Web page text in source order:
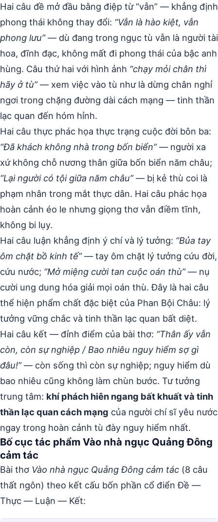
Hai câu đề mở đầu bằng điệp từ “vẫn” — khẳng định
phong thái không thay đổi: “Vẫn là hào kiệt, vẫn
phong lưu”— dù đang trong ngục tù vẫn là người tài
hoa, đĩnh đạc, không mất đi phong thái của bậc anh
hùng. Câu thứ hai với hình ảnh “chạy mỏi chân thì
hãy ở tù”— xem việc vào tù như là dừng chân nghỉ
ngơi trong chặng đường dài cách mạng — tinh thần
lạc quan đến hóm hỉnh.
Hai câu thực phác họa thực trạng cuộc đời bôn ba:
“Đã khách không nhà trong bốn biển”— người xa
xứ không chỗ nương thân giữa bốn biển năm châu;
“Lại người có tội giữa năm châu”— bị kẻ thù coi là
phạm nhân trong mắt thực dân. Hai câu phác họa
hoàn cảnh éo le nhưng giọng thơ vẫn điềm tĩnh,
không bi lụy.
Hai câu luận khẳng định ý chí và lý tưởng: “Bủa tay
ôm chặt bồ kinh tế”— tay ôm chặt lý tưởng cứu đời,
cứu nước; “Mở miệng cười tan cuộc oán thù”— nụ
cười ung dung hóa giải mọi oán thù. Đây là hai câu
thể hiện phẩm chất đặc biệt của Phan Bội Châu: lý
tưởng vững chắc và tinh thần lạc quan bất diệt.
Hai câu kết — đỉnh điểm của bài thơ: “Thân ấy vẫn
còn, còn sự nghiệp / Bao nhiêu nguy hiểm sợ gì
đâu!”— còn sống thì còn sự nghiệp; nguy hiểm dù
bao nhiêu cũng không làm chùn bước. Tư tưởng
trung tâm: khí phách hiên ngang bất khuất và tinh
thần lạc quan cách mạng của người chí sĩ yêu nước
ngay trong hoàn cảnh tù đày nguy hiểm nhất.
Bố cục tác phẩm Vào nhà ngục Quảng Đông
cảm tác
Bài thơ Vào nhà ngục Quảng Đông cảm tác (8 câu
thất ngôn) theo kết cấu bốn phần cổ điển Đề —
Thực — Luận — Kết: